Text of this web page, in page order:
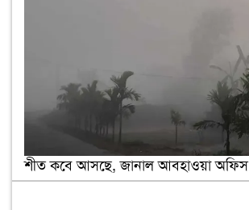
শীত কবে আসছে, জানাল আবহাওয়া অফিস